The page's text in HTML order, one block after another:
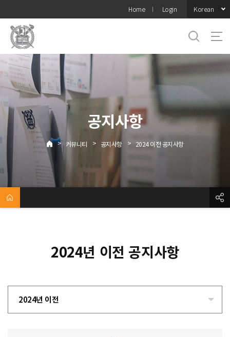
메뉴
Home Login Korean
공지사항
> 커뮤니티 > 공지사항 > 2024 이전 공지사항
2024년 이전 공지사항
2024년 이전